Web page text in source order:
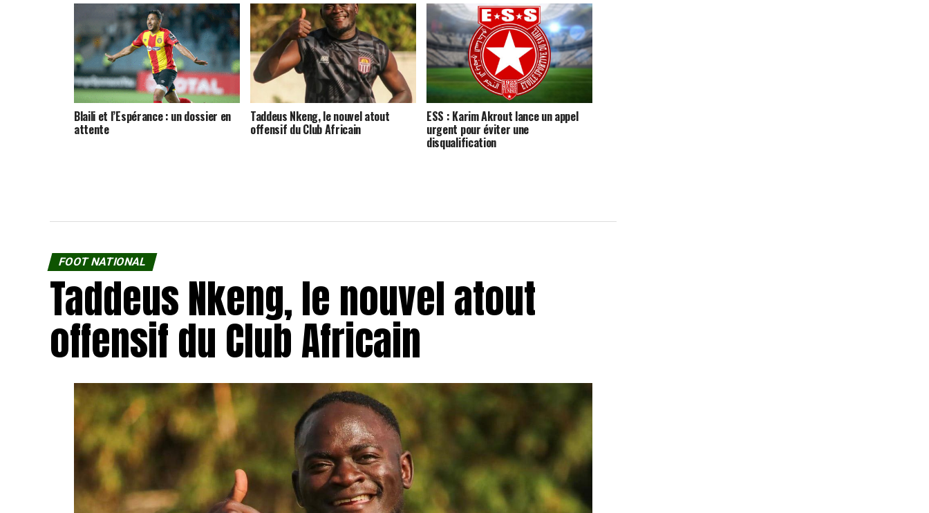
Blaili et l’Espérance : un dossier en
attente
Taddeus Nkeng, le nouvel atout
offensif du Club Africain
ESS : Karim Akrout lance un appel
urgent pour éviter une
disqualification
FOOT NATIONAL
Taddeus Nkeng, le nouvel atout
offensif du Club Africain